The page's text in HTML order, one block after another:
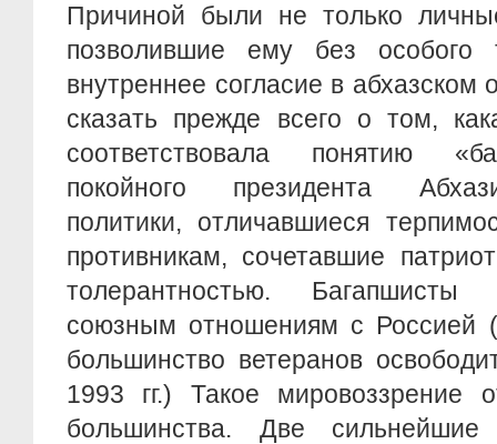
Причиной были не только
позволившие ему без особого
внутреннее согласие в абхазском
сказать прежде всего о том,
соответствовала понятию
покойного президента
политики, отличавшиеся
противникам, сочетавшие
толерантностью.
союзным отношениям с Россией
большинство ветеранов
1993 гг.) Такое мировоззрение
большинства. Две сильнейшие